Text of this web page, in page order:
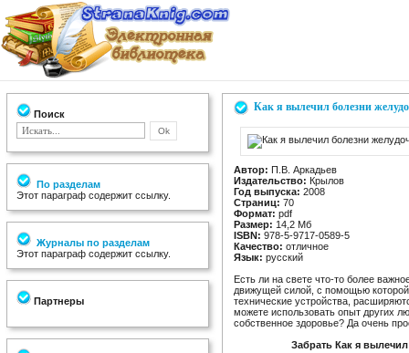
Поиск
По разделам
Этот параграф содержит ссылку.
Журналы по разделам
Этот параграф содержит ссылку.
Партнеры
Как я вылечил болезни
Автор: П.В. Аркадьев
Издательство: Крылов
Год выпуска: 2008
Страниц: 70
Формат: pdf
Размер: 14,2 Мб
ISBN: 978-5-9717-0589-5
Качество: отличное
Язык: русский
Есть ли на свете что-то более
движущей силой, с помощью
технические устройства,
можете использовать опыт других
собственное здоровье? Да очень
Забрать Как я